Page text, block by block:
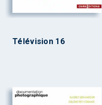
Télévision 16